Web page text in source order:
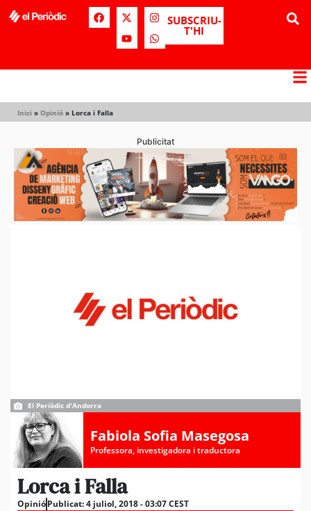
SUBSCRIU-
T'HI
Inici » Opinió » Lorca i Falla
Publicitat
El Periòdic d'Andorra
Fabiola Sofia Masegosa
Professora, investigadora i traductora
Lorca i Falla
OpinióPublicat:4 juliol, 2018 - 03:07 CEST